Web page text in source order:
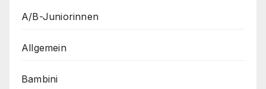
A/B-Juniorinnen
Allgemein
Bambini